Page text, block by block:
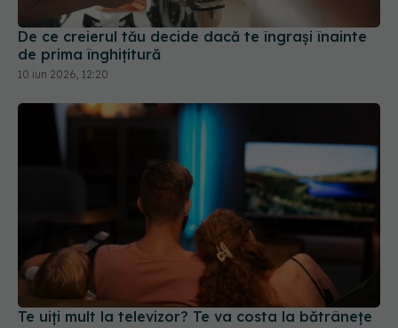
De ce creierul tău decide dacă te îngrași înainte
de prima înghițitură
10 iun 2026, 12:20
Te uiți mult la televizor? Te va costa la bătrânețe